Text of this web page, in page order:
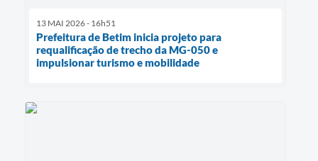
13 MAI 2026 - 16h51
Prefeitura de Betim inicia projeto para
requalificação de trecho da MG-050 e
impulsionar turismo e mobilidade